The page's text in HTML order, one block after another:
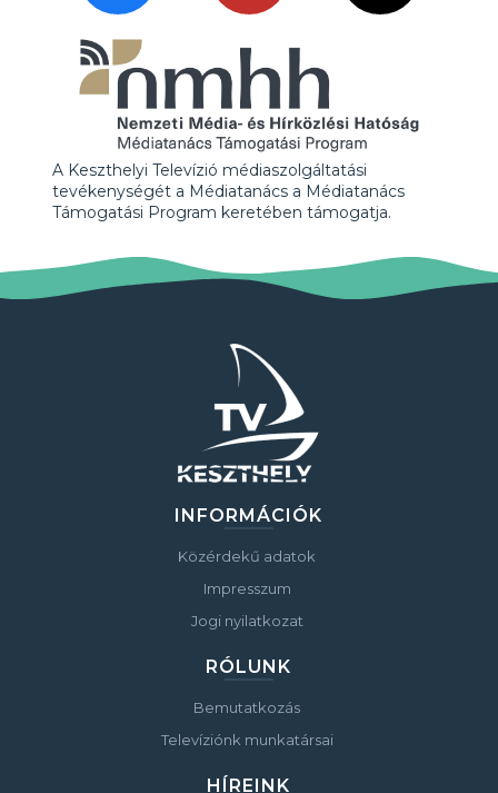
A Keszthelyi Televízió médiaszolgáltatási
tevékenységét a Médiatanács a Médiatanács
Támogatási Program keretében támogatja.
INFORMÁCIÓK
Közérdekű adatok
Impresszum
Jogi nyilatkozat
RÓLUNK
Bemutatkozás
Televíziónk munkatársai
HÍREINK